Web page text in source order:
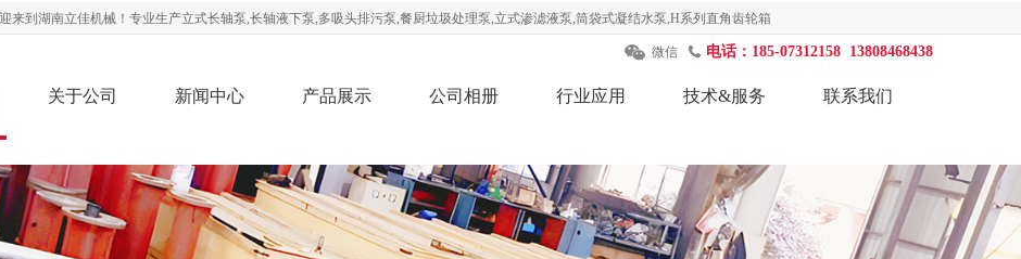
来到湖南立佳机械！专业生产立式长轴泵,长轴液下泵,多吸头排污泵,餐厨垃圾处理泵,立式渗滤液泵,筒袋式凝结水泵,H系列直角齿轮箱
微信 电话：185-07312158 13808468438
关于公司 新闻中心 产品展示 公司相册 行业应用 技术&服务 联系我们